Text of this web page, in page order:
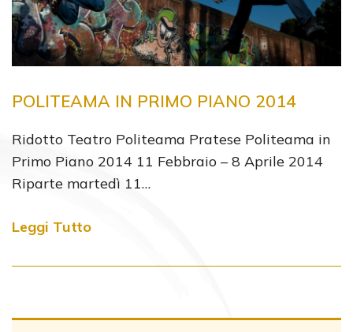
POLITEAMA IN PRIMO PIANO 2014
Ridotto Teatro Politeama Pratese Politeama in
Primo Piano 2014 11 Febbraio – 8 Aprile 2014
Riparte martedì 11…
Leggi Tutto